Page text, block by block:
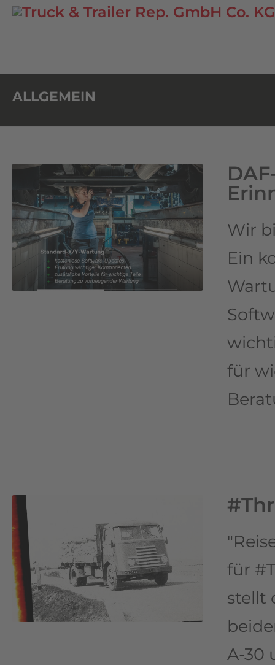
ALLGEMEIN
Wir
Ein
für
für
stellt
A-30